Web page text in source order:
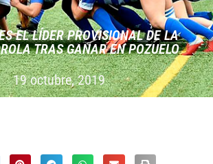
EL LÍDER PROVISIONAL DE LA
TRAS GANAR EN POZUELO
19 octubre, 2019